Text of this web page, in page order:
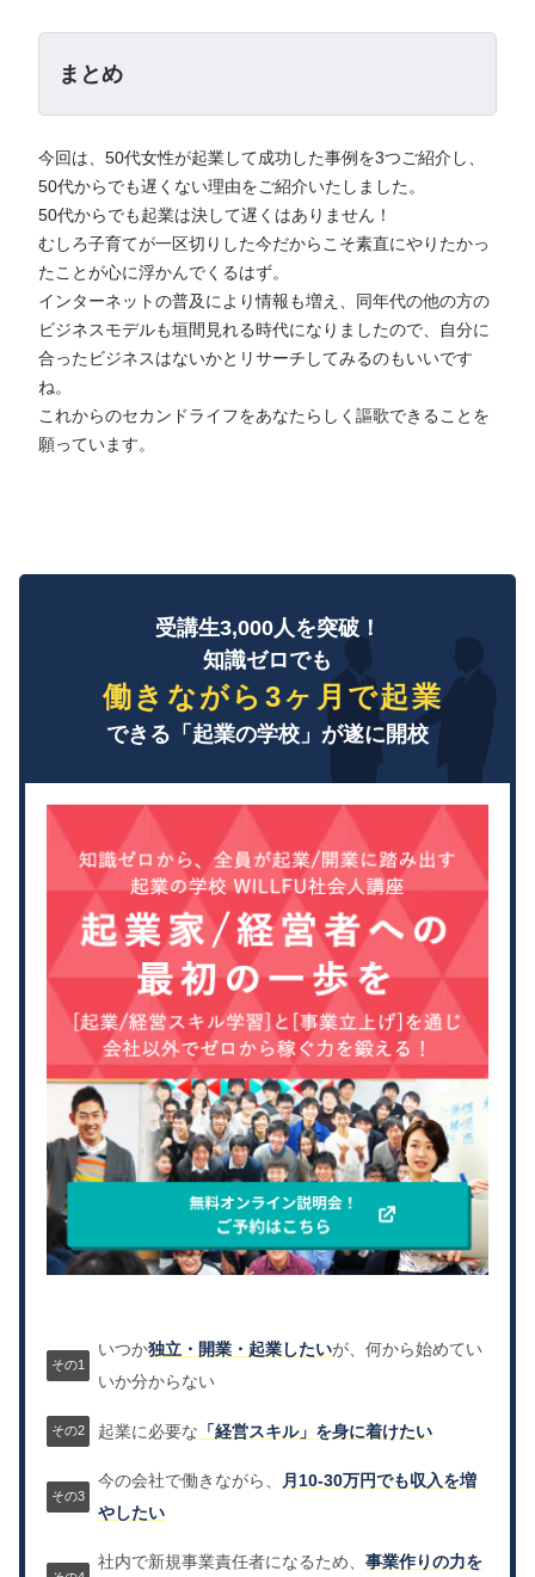
まとめ
今回は、50代女性が起業して成功した事例を3つご紹介し、
50代からでも遅くない理由をご紹介いたしました。
50代からでも起業は決して遅くはありません！
むしろ子育てが一区切りした今だからこそ素直にやりたかっ
たことが心に浮かんでくるはず。
インターネットの普及により情報も増え、同年代の他の方の
ビジネスモデルも垣間見れる時代になりましたので、自分に
合ったビジネスはないかとリサーチしてみるのもいいです
ね。
これからのセカンドライフをあなたらしく謳歌できることを
願っています。
受講生3,000人を突破！
知識ゼロでも
働きながら3ヶ月で起業
できる「起業の学校」が遂に開校
いつか独立・開業・起業したいが、何から始めてい
いか分からない
起業に必要な 「経営スキル」を身に着けたい
今の会社で働きながら、
月10-30万円でも収入を増
やしたい
社内で新規事業責任者になるため、事業作りの力を